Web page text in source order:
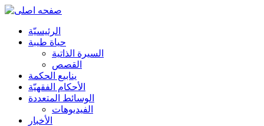
الرئیسیّة
حياة طيبة
السيرة الذاتية
القصص
ينابيع الحكمة
الأحکام الفقهیّة
الوسائط المتعددة
الفیدیوهات
الأخبار